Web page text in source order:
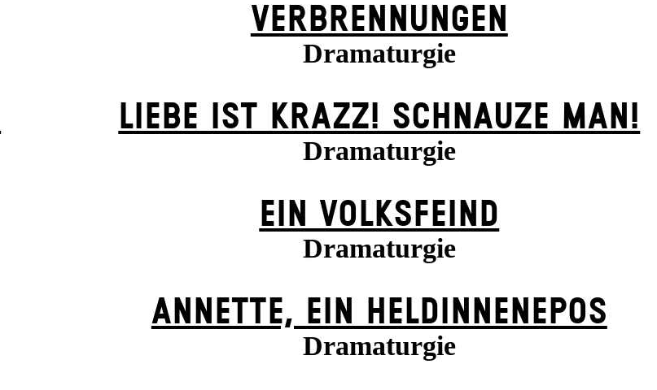
VERBRENNUNGEN
Dramaturgie
LIEBE IST KRAZZ! SCHNAUZE MAN!
Dramaturgie
EIN VOLKS­FEIND
Dramaturgie
ANNETTE, EIN HELDINNENEPOS
Dramaturgie